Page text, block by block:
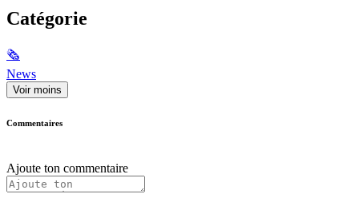
Catégorie
🗞
News
Voir moins
Commentaires
Ajoute ton commentaire